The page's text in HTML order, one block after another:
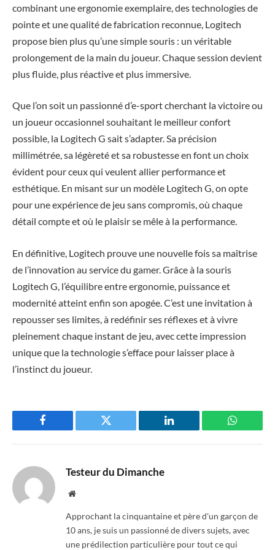
combinant une ergonomie exemplaire, des technologies de
pointe et une qualité de fabrication reconnue, Logitech
propose bien plus qu’une simple souris : un véritable
prolongement de la main du joueur. Chaque session devient
plus fluide, plus réactive et plus immersive.
Que l’on soit un passionné d’e-sport cherchant la victoire ou
un joueur occasionnel souhaitant le meilleur confort
possible, la Logitech G sait s’adapter. Sa précision
millimétrée, sa légèreté et sa robustesse en font un choix
évident pour ceux qui veulent allier performance et
esthétique. En misant sur un modèle Logitech G, on opte
pour une expérience de jeu sans compromis, où chaque
détail compte et où le plaisir se mêle à la performance.
En définitive, Logitech prouve une nouvelle fois sa maîtrise
de l’innovation au service du gamer. Grâce à la souris
Logitech G, l’équilibre entre ergonomie, puissance et
modernité atteint enfin son apogée. C’est une invitation à
repousser ses limites, à redéfinir ses réflexes et à vivre
pleinement chaque instant de jeu, avec cette impression
unique que la technologie s’efface pour laisser place à
l’instinct du joueur.
Facebook Twitter LinkedIn
Testeur du Dimanche
Website
Approchant la cinquantaine et père d'un garçon de
10 ans, je suis un passionné de divers sujets, avec
une prédilection particulière pour tout ce qui